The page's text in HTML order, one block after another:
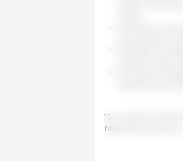
15 września, 2023/
https://ec.europa.eu